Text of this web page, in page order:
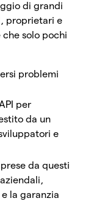
di grandi
proprietari e
solo pochi
problemi
per
da un
e
da questi
e la garanzia